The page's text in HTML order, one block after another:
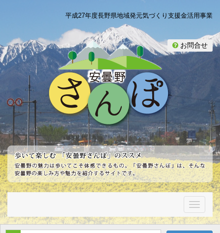
お問合せ
平成27年度長野県地域発元気づくり支援金活用事業
T
o
g
g